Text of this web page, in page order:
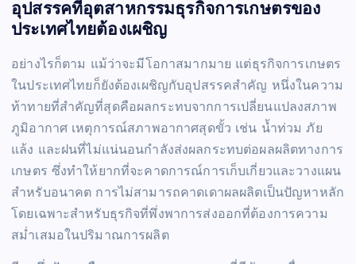
อุปสรรคที่อุตสาหกรรมธุรกิจการเกษตรของ
ประเทศไทยต้องเผชิญ
อย่างไรก็ตาม แม้ว่าจะมีโอกาสมากมาย แต่ธุรกิจการเกษตร
ในประเทศไทยก็ยังต้องเผชิญกับอุปสรรคสำคัญ หนึ่งในความ
ท้าทายที่สำคัญที่สุดคือผลกระทบจากการเปลี่ยนแปลงสภาพ
ภูมิอากาศ เหตุการณ์สภาพอากาศสุดขั้ว เช่น น้ำท่วม ภัย
แล้ง และฝนที่ไม่แน่นอนกำลังส่งผลกระทบต่อผลผลิตทางการ
เกษตร ซึ่งทำให้ยากที่จะคาดการณ์การเก็บเกี่ยวและวางแผน
สำหรับอนาคต การไม่สามารถคาดเดาผลผลิตเป็นปัญหาหลัก
โดยเฉพาะสำหรับธุรกิจที่พึ่งพาการส่งออกที่ต้องการความ
สม่ำเสมอในปริมาณการผลิต